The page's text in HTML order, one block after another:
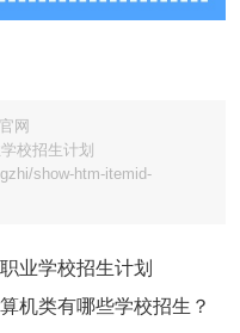
网
校招生计划
show-htm-itemid-
业学校招生计划
机类有哪些学校招生？